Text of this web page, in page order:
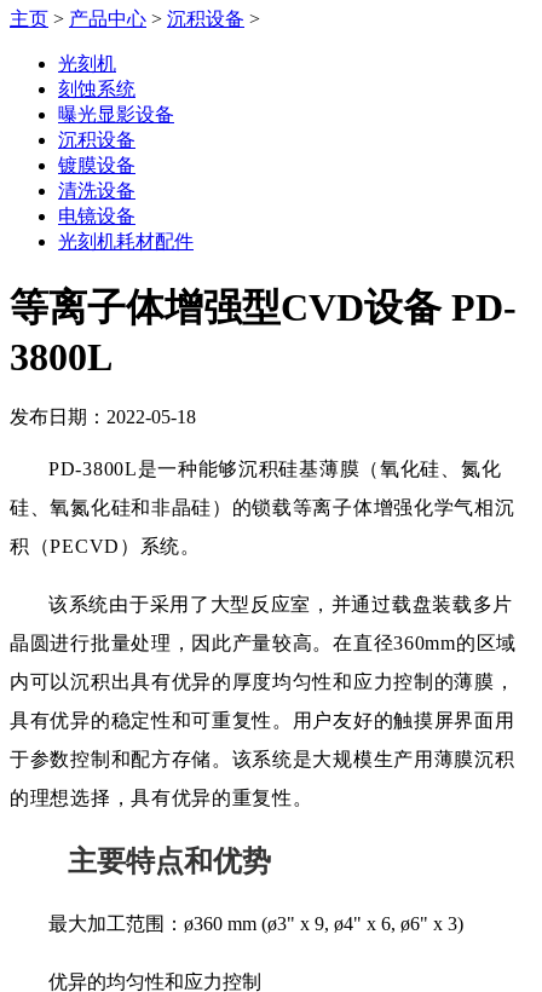
主页 > 产品中心 > 沉积设备 >
光刻机
刻蚀系统
曝光显影设备
沉积设备
镀膜设备
清洗设备
电镜设备
光刻机耗材配件
等离子体增强型CVD设备 PD-
3800L
发布日期：2022-05-18
PD-3800L是一种能够沉积硅基薄膜（氧化硅、氮化
硅、氧氮化硅和非晶硅）的锁载等离子体增强化学气相沉
积（PECVD）系统。
该系统由于采用了大型反应室，并通过载盘装载多片
晶圆进行批量处理，因此产量较高。在直径360mm的区域
内可以沉积出具有优异的厚度均匀性和应力控制的薄膜，
具有优异的稳定性和可重复性。用户友好的触摸屏界面用
于参数控制和配方存储。该系统是大规模生产用薄膜沉积
的理想选择，具有优异的重复性。
主要特点和优势
最大加工范围：ø360 mm (ø3" x 9, ø4" x 6, ø6" x 3)
优异的均匀性和应力控制